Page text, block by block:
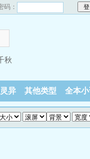
码：
秋
异 其他类型 全本